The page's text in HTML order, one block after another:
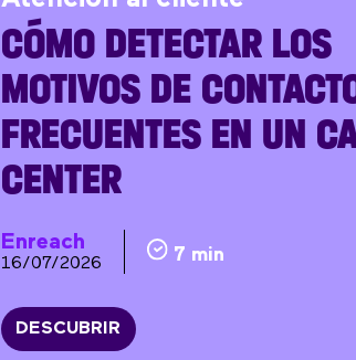
CÓMO DETECTAR LOS
MOTIVOS DE
FRECUENTES EN UN
CENTER
Enreach
16/07/2026 7 min
DESCUBRIR